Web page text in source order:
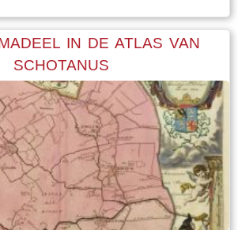
IN DE ATLAS VAN
SCHOTANUS